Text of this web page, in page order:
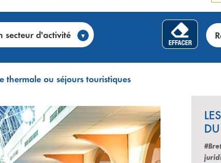
secteur d'activité
thermale ou séjours touristiques